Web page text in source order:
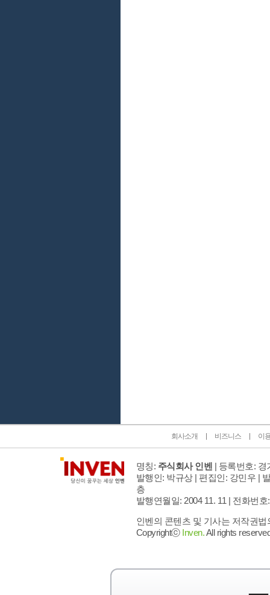
회사소개 비즈니스 이
명칭: 주식회사 인벤 | 등록번호: 경
발행인: 박규상 | 편집인: 강민우 |
층
발행연월일: 2004 11. 11 | 전화번호
인벤의 콘텐츠 및 기사는 저작권
Copyrightⓒ Inven.All rights